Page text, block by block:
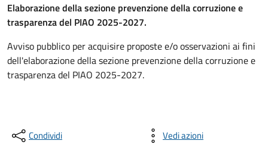
Elaborazione della sezione prevenzione della corruzione e
trasparenza del PIAO 2025-2027.
Avviso pubblico per acquisire proposte e/o osservazioni ai fini
dell'elaborazione della sezione prevenzione della corruzione e
trasparenza del PIAO 2025-2027.
Condividi Vedi azioni